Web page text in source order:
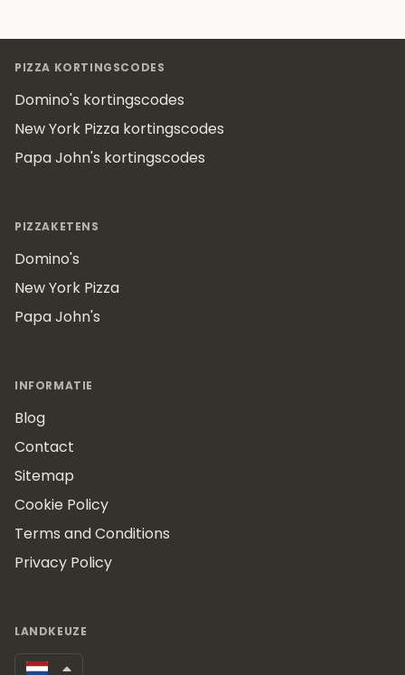
PIZZA KORTINGSCODES
Domino's kortingscodes
New York Pizza kortingscodes
Papa John's kortingscodes
PIZZAKETENS
Domino's
New York Pizza
Papa John's
INFORMATIE
Blog
Contact
Sitemap
Cookie Policy
Terms and Conditions
Privacy Policy
LANDKEUZE